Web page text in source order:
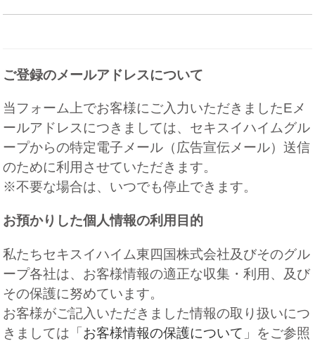
ご登録のメールアドレスについて
当フォーム上でお客様にご入力いただきましたEメ
ールアドレスにつきましては、セキスイハイムグル
ープからの特定電子メール（広告宣伝メール）送信
のために利用させていただきます。
※不要な場合は、いつでも停止できます。
お預かりした個人情報の利用目的
私たちセキスイハイム東四国株式会社及びそのグル
ープ各社は、お客様情報の適正な収集・利用、及び
その保護に努めています。
お客様がご記入いただきました情報の取り扱いにつ
きましては「お客様情報の保護について 」をご参照